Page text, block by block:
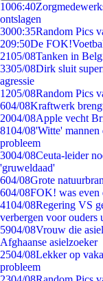
1006:40
ontslagen
3000:35Random Pics
209:50De
2105/08Tanken in
3305/08Dirk sluit
agressie
1205/08Random Pics
604/08Kraftwerk
2004/08Apple vecht
8104/08'Witte'
probleem
3004/08Ceuta-leider
'gruweldaad'
604/08Grote
604/08FOK! was even
4104/08Regering VS
verbergen voor ouders
5904/08Vrouw die
Afghaanse asielzoeker
2504/08Lekker op
probleem